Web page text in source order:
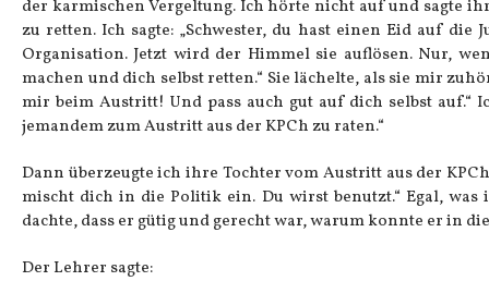
der karmischen Vergeltung. Ich hörte nicht auf und sagte
zu retten. Ich sagte: „Schwester, du hast einen Eid auf
Organisation. Jetzt wird der Himmel sie auflösen. Nur,
machen und dich selbst retten.“ Sie lächelte, als sie mir
mir beim Austritt! Und pass auch gut auf dich selbst auf.“
jemandem zum Austritt aus der KPCh zu raten.“
Dann überzeugte ich ihre Tochter vom Austritt aus der
mischt dich in die Politik ein. Du wirst benutzt.“ Egal,
dachte, dass er gütig und gerecht war, warum konnte er in
Der Lehrer sagte: